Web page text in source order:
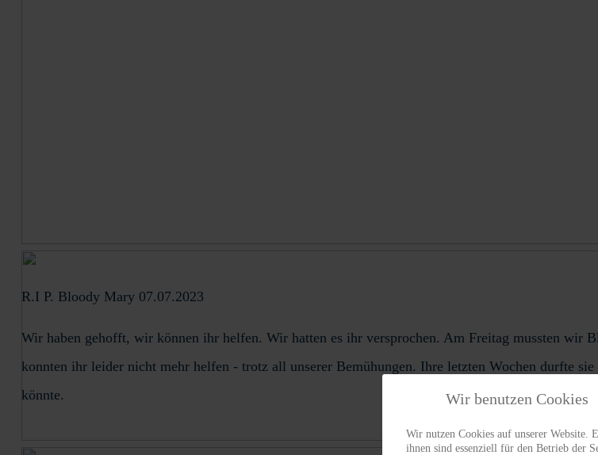
R.I P. Bloody Mary 07.07.2023
Wir haben gehofft, wir können ihr helfen. Wir hatten es ihr versprochen. Am Freitag mussten wir
konnten ihr leider nicht mehr helfen - trotz all unserer Bemühungen. Ihre letzten Wochen durfte
könnte.
Wir benutzen Cookies
Wir nutzen Cookies auf unserer Website.
ihnen sind essenziell für den Betrieb der